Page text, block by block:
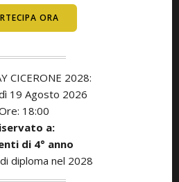
ORA
CICERONE 2028:
19 Agosto 2026
18:00
a:
di 4° anno
diploma nel 2028